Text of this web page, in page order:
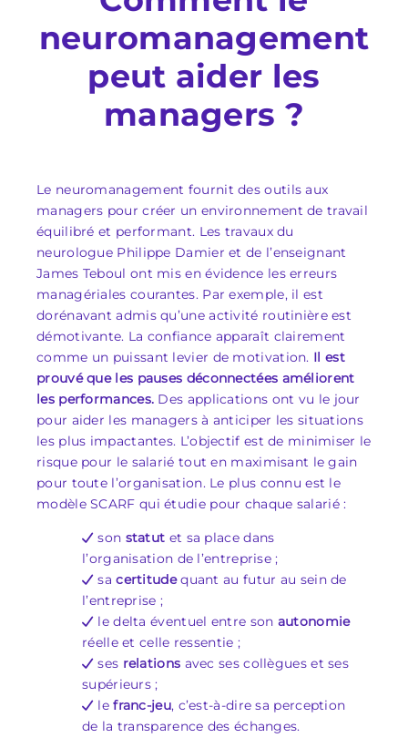
neuromanagement
peut aider les
managers ?
Le neuromanagement fournit des outils aux
managers pour créer un environnement de travail
équilibré et performant. Les travaux du
neurologue Philippe Damier et de l’enseignant
James Teboul ont mis en évidence les erreurs
managériales courantes. Par exemple, il est
dorénavant admis qu’une activité routinière est
démotivante. La confiance apparaît clairement
comme un puissant levier de motivation. Il est
prouvé que les pauses déconnectées améliorent
les performances. Des applications ont vu le jour
pour aider les managers à anticiper les situations
les plus impactantes. L’objectif est de minimiser le
risque pour le salarié tout en maximisant le gain
pour toute l’organisation. Le plus connu est le
modèle SCARF qui étudie pour chaque salarié :
son statut et sa place dans
l’organisation de l’entreprise ;
sacertitudequant au futur au sein de
l’entreprise ;
le delta éventuel entre son autonomie
réelle et celle ressentie ;
ses relations avec ses collègues et ses
supérieurs ;
lefranc-jeu, c’est-à-dire sa perception
de la transparence des échanges.